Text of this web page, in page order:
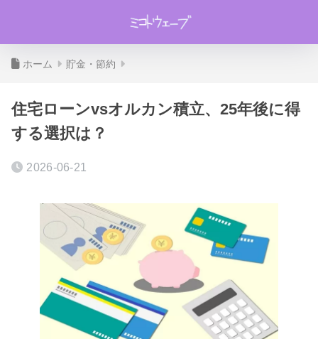
ホーム 貯金・節約
住宅ローンvsオルカン積立、25年後に得
する選択は？
2026-06-21